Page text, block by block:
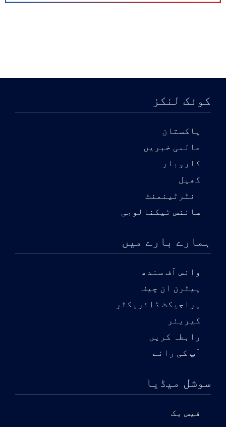
کوئک لنکز
پاکستان
عالمی خبریں
کاروبار
کھیل
انٹرٹینمنٹ
سائنس ٹیکنالوجی
ہمارے بارے میں
وائس آف سندھ
پیٹرن ان چیف
پراجیکٹ ڈائریکٹر
کیریئر
رابطہ کریں
آپ کی رائے
سوشل میڈیا
فیس بک